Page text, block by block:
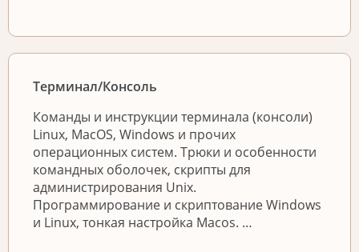
Терминал/Консоль
Команды и инструкции терминала (консоли)
Linux, MacOS, Windows и прочих
операционных систем. Трюки и особенности
командных оболочек, скрипты для
администрирования Unix.
Программирование и скриптование Windows
и Linux, тонкая настройка Macos. …